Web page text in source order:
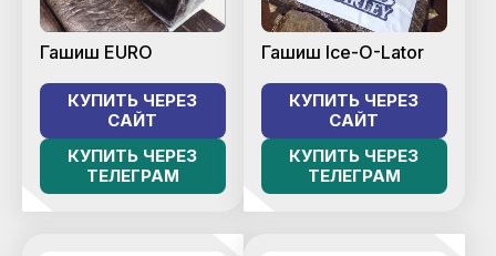
Гашиш EURO
КУПИТЬ ЧЕРЕЗ
САЙТ
КУПИТЬ ЧЕРЕЗ
ТЕЛЕГРАМ
Гашиш Ice-O-Lator
КУПИТЬ ЧЕРЕЗ
САЙТ
КУПИТЬ ЧЕРЕЗ
ТЕЛЕГРАМ